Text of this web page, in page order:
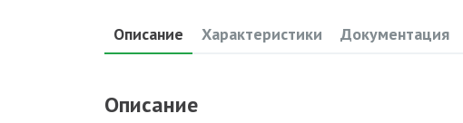
Описание Характеристики Документация
Описание